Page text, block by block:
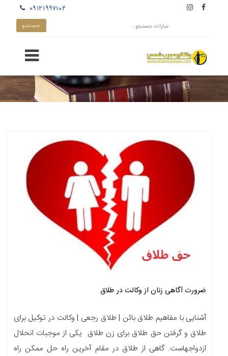
۰۹۱۲۱۹۹۷۱۰۲
ضرورت آگاهی زنان از وکالت در طلاق
آشنایی با مفاهیم طلاق بائن | طلاق رجعی | وکالت در توکیل برای
طلاق و گرفتن حق طلاق برای زن طلاق یکى از موجبات انحلال
ازدواجهاست. گاهى از طلاق در مقام آخرین راه حل ممکن راه